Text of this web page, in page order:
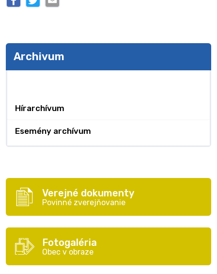
Archivum
Hírarchívum
Esemény archívum
Verejné dokumenty
Povinné zverejňovanie
Fotogaléria
Obec v obraze